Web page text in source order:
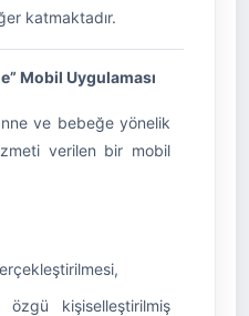
katmaktadır.
Mobil Uygulaması
ve bebeğe yönelik
verilen bir mobil
kişiselleştirilmiş